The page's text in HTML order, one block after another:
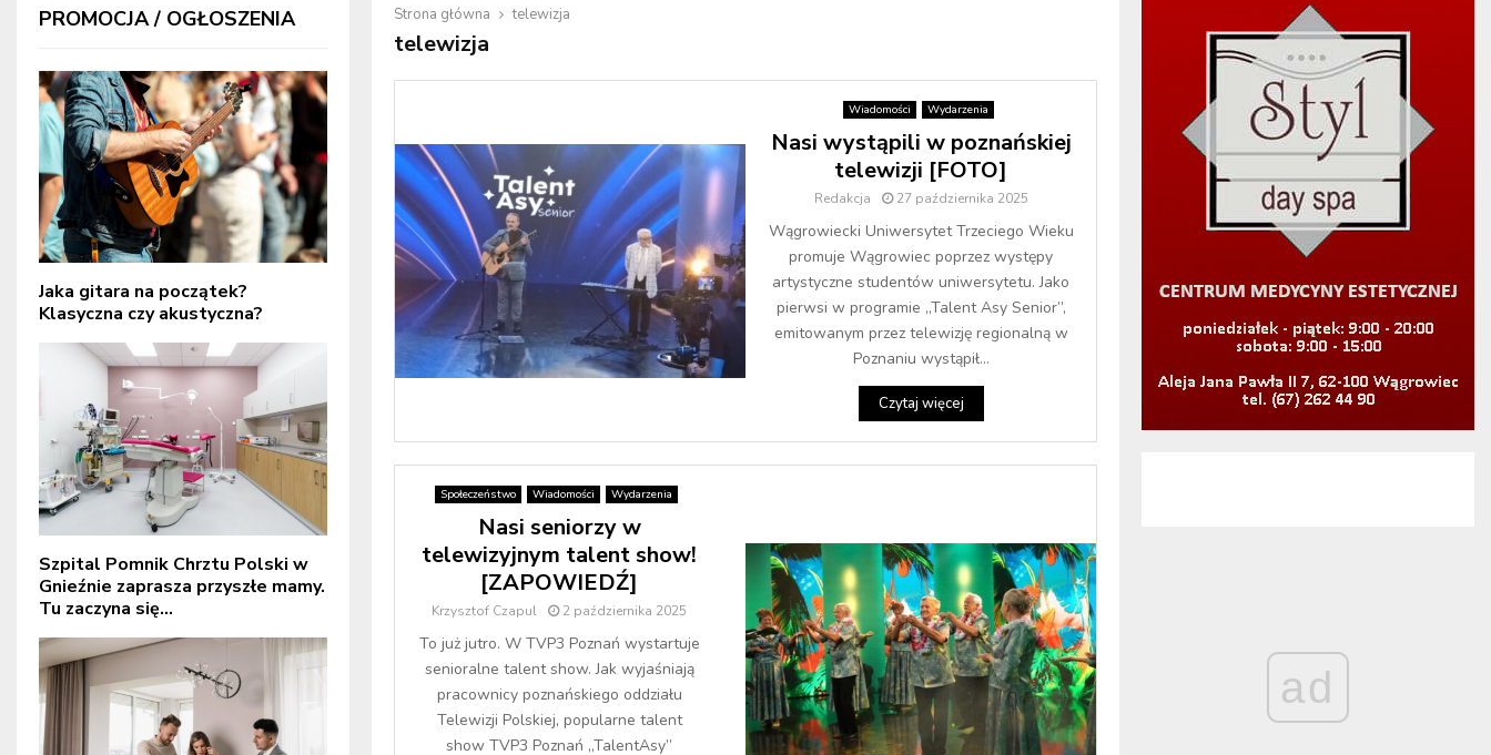
Strona główna telewizja
telewizja
Wiadomości Wydarzenia
Nasi wystąpili w poznańskiej
telewizji [FOTO]
Redakcja 27 października 2025
Wągrowiecki Uniwersytet Trzeciego Wieku
promuje Wągrowiec poprzez występy
artystyczne studentów uniwersytetu. Jako
pierwsi w programie „Talent Asy Senior”,
emitowanym przez telewizję regionalną w
Poznaniu wystąpił...
Czytaj więcej
Społeczeństwo Wiadomości Wydarzenia
Nasi seniorzy w
telewizyjnym talent show!
[ZAPOWIEDŹ]
Krzysztof Czapul 2 października 2025
To już jutro. W TVP3 Poznań wystartuje
senioralne talent show. Jak wyjaśniają
pracownicy poznańskiego oddziału
Telewizji Polskiej, popularne talent
show TVP3 Poznań „TalentAsy”
PROMOCJA / OGŁOSZENIA
Jaka gitara na początek?
Klasyczna czy akustyczna?
Szpital Pomnik Chrztu Polski w
Gnieźnie zaprasza przyszłe mamy.
Tu zaczyna się...
ad